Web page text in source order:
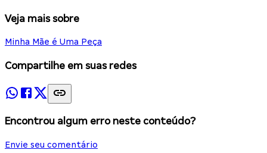
Veja mais sobre
Minha Mãe é Uma Peça
Compartilhe em suas redes
Encontrou algum erro neste conteúdo?
Envie seu comentário